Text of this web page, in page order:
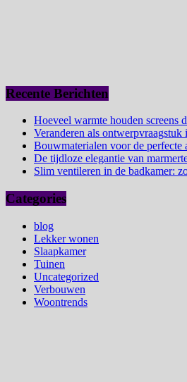
Recente Berichten
Hoeveel warmte houden screens
Veranderen als ontwerpvraagstuk
Bouwmaterialen voor de perfecte
De tijdloze elegantie van
Slim ventileren in de badkamer:
Categories
blog
Lekker wonen
Slaapkamer
Tuinen
Uncategorized
Verbouwen
Woontrends